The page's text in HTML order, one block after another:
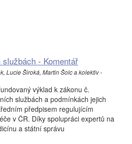
- Komentář
Lucie Široká, Martin Šolc a kolektiv -
výklad k zákonu č.
službách a podmínkách jejich
předpisem regulujícím
v ČR. Díky spolupráci expertů na
a státní správu